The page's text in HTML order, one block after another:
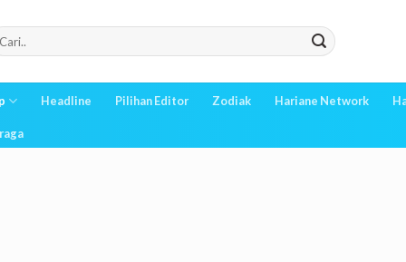
Headline Pilihan Editor Zodiak Hariane Network